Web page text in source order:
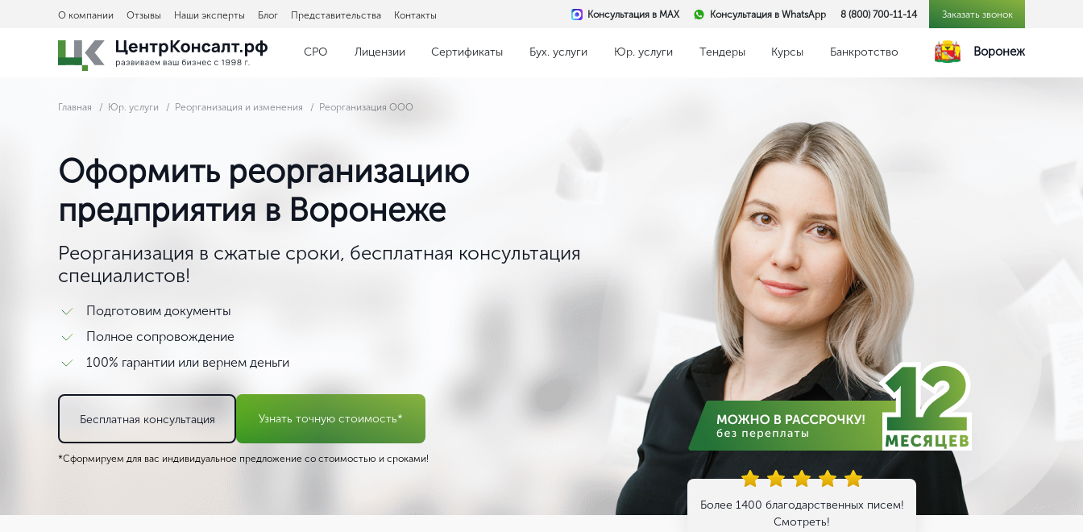
О компании Отзывы Наши эксперты Блог Представительства Контакты Консультация в MAX Консультация в WhatsApp 8 (800) 700-11-14 Заказать звонок
СРО Лицензии Сертификаты Бух. услуги Юр. услуги Тендеры Курсы Банкротство Воронеж
Главная Юр. услуги Реорганизация и изменения Реорганизация ООО
Оформить реорганизацию
предприятия в Воронеже
Реорганизация в сжатые сроки, бесплатная консультация
специалистов!
Подготовим документы
Полное сопровождение
100% гарантии или вернем деньги
Бесплатная консультация Узнать точную стоимость*
*Сформируем для вас индивидуальное предложение со стоимостью и сроками!
Более 1400 благодарственных писем!
Смотреть!